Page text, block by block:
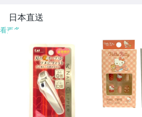
り
日本直送
看更多